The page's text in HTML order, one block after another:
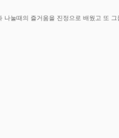
눌때의 즐거움을 진정으로 배웠고 또